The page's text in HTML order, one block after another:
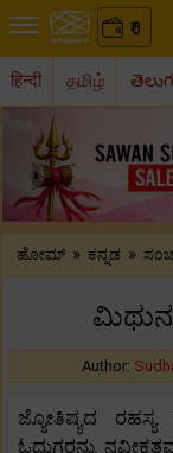
₹
0
हिन्दी தமிழ்
Previous
ಹೋಮ್ » ಕನ್ನಡ »
ಮಿಥುನ
Author:
ಜ್ಯೋತಿಷ್ಯದ
ಓದುಗರನ್ನು